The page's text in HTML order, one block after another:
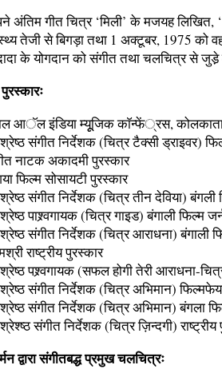
अंतिम गीत चित्र ‘मिली’ के मजयह लिखित,
तेजी से बिगड़ा तथा 1 अक्टूबर, 1975 को
के योगदान को संगीत तथा चलचित्र से
आॅल इंडिया म्यूूजिक काॅन्फें्रस, कोलकाता
संगीत निर्देशक (चित्र टैक्सी ड्राइवर)
नाटक अकादमी पुरस्कार
फिल्म सोसायटी पुरस्कार
संगीत निर्देशक (चित्र तीन देविया) बंगली
पाश्र्वगायक (चित्र गाइड) बंगाली फिल्म
संगीत निर्देशक (चित्र आराधना) बंगाली
राष्ट्रीय पुरस्कार
पश्र्वगायक (सफल होगी तेरी आराधना-
संगीत निर्देशक (चित्र अभिमान)
संगीत निर्देशक (चित्र अभिमान) बंगला
संगीत निर्देशक (चित्र ज़िन्दगी) राष्ट्रीय
द्वारा संगीतबद्ध प्रमुख चलचित्रः